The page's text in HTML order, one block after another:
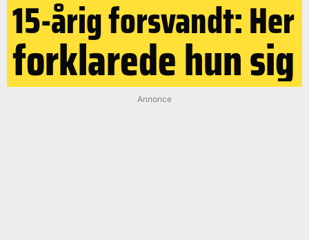
15-årig forsvandt: Her
forklarede hun sig
Annonce